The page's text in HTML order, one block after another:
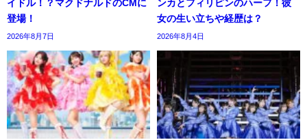
イドル！？マクドナルドのCMに
登場！
2026年8月7日
ンカとフィリピンのハーフ！彼
女の生い立ちや経歴は？
2026年8月4日